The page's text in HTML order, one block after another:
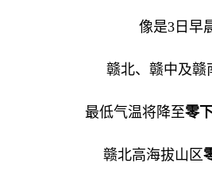
像是3日早
赣北、赣中及赣
最低气温将降至零
赣北高海拔山区